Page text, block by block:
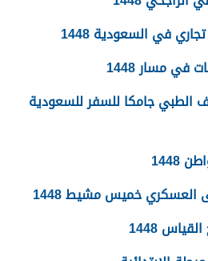
في السعودية 1448
مسار 1448
الطبي جامكا للسفر للسعودية
خميس مشيط 1448
1448